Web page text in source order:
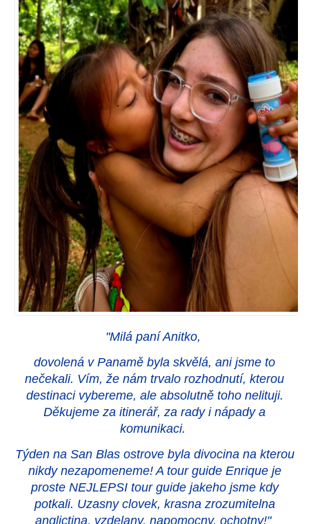
"Milá paní Anitko,
dovolená v Panamě byla skvělá, ani jsme to
nečekali. Vím, že nám trvalo rozhodnutí, kterou
destinaci vybereme, ale absolutně toho nelituji.
Děkujeme za itinerář, za rady i nápady a
komunikaci.
Týden na San Blas ostrove byla divocina na kterou
nikdy nezapomeneme! A tour guide Enrique je
proste NEJLEPSI tour guide jakeho jsme kdy
potkali. Uzasny clovek, krasna zrozumitelna
anglictina, vzdelany, napomocny, ochotny!"